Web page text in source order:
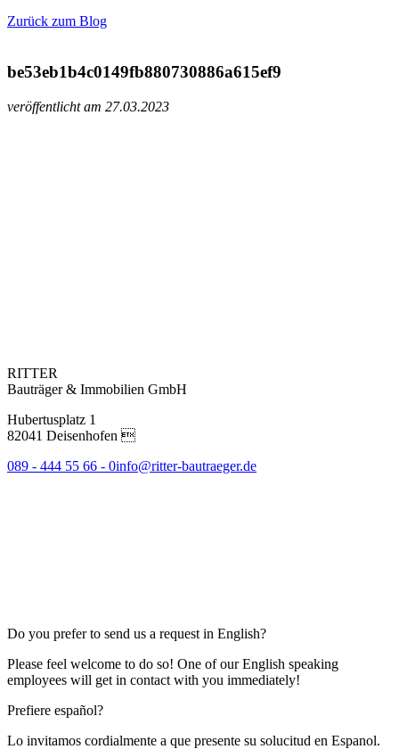
Zurück zum Blog
be53eb1b4c0149fb880730886a615ef9
veröffentlicht am 27.03.2023
RITTER
Bauträger & Immobilien GmbH
Hubertusplatz 1
82041 Deisenhofen 
089 - 444 55 66 - 0info@ritter-bautraeger.de
Do you prefer to send us a request in English?
Please feel welcome to do so! One of our English speaking
employees will get in contact with you immediately!
Prefiere español?
Lo invitamos cordialmente a que presente su solucitud en Espanol.